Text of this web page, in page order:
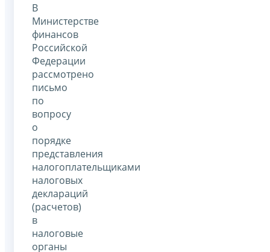
В
Министерстве
финансов
Российской
Федерации
рассмотрено
письмо
по
вопросу
о
порядке
представления
налогоплательщиками
налоговых
деклараций
(расчетов)
в
налоговые
органы